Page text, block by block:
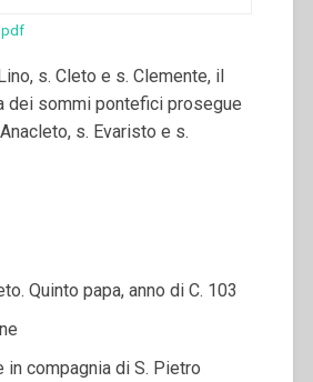
pdf
s. Cleto e s. Clemente, il
dei sommi pontefici prosegue
s. Evaristo e s.
Quinto papa, anno di C. 103
in compagnia di S. Pietro